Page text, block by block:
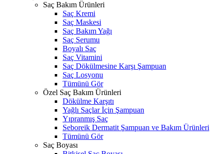
Saç Bakım Ürünleri
Saç Kremi
Saç Maskesi
Saç Bakım Yağı
Saç Serumu
Boyalı Saç
Saç Vitamini
Saç Dökülmesine Karşı Şampuan
Saç Losyonu
Tümünü Gör
Özel Saç Bakım Ürünleri
Dökülme Karşıtı
Yağlı Saçlar İçin Şampuan
Yıpranmış Saç
Seboreik Dermatit Şampuan ve Bakım Ürünleri
Tümünü Gör
Saç Boyası